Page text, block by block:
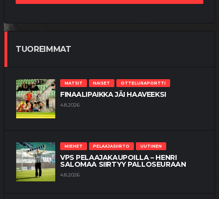
TUOREIMMAT
MATSIT NAISET OTTELURAPORTTI
FINAALIPAIKKA JÄI HAAVEEKSI
4.8.2026
MIEHET PELAAJASIIRTO UUTINEN
VPS PELAAJAKAUPOILLA – HENRI
SALOMAA SIIRTYY PALLOSEURAAN
4.8.2026